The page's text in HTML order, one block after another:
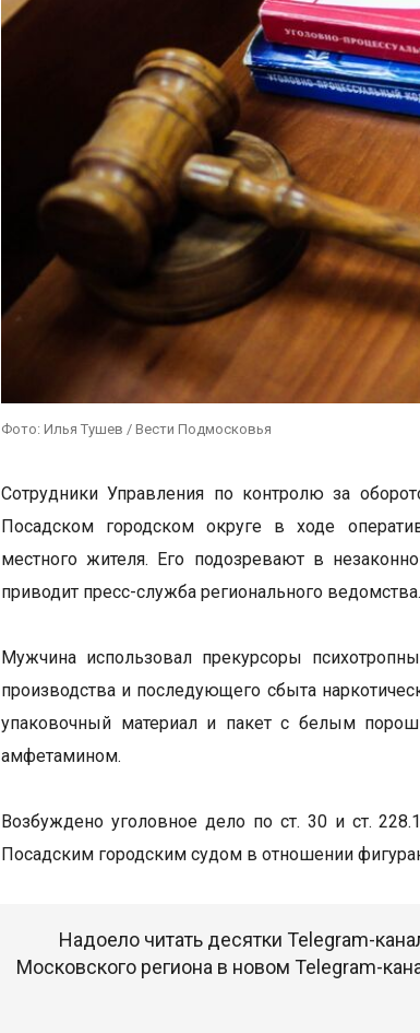
Фото: Илья Тушев / Вести Подмосковья
Сотрудники Управления по контролю за
Посадском городском округе в ходе
местного жителя. Его подозревают в
приводит пресс-служба регионального ведомства.
Мужчина использовал прекурсоры
производства и последующего сбыта
упаковочный материал и пакет с белым
амфетамином.
Возбуждено уголовное дело по ст. 30 и ст.
Посадским городским судом в отношении
Надоело читать десятки Telegram-
Московского региона в новом Telegram-